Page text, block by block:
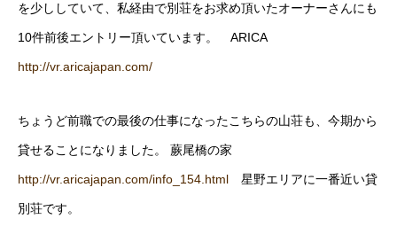
を少ししていて、私経由で別荘をお求め頂いたオーナーさんにも
10件前後エントリー頂いています。 ARICA
http://vr.aricajapan.com/
ちょうど前職での最後の仕事になったこちらの山荘も、今期から
貸せることになりました。 蕨尾橋の家
http://vr.aricajapan.com/info_154.html 星野エリアに一番近い貸
別荘です。